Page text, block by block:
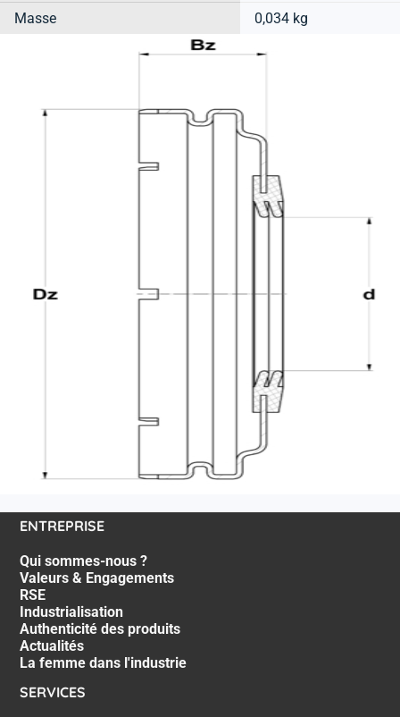
Masse
0,034 kg
ENTREPRISE
Qui sommes-nous ?
Valeurs & Engagements
RSE
Industrialisation
Authenticité des produits
Actualités
La femme dans l'industrie
SERVICES